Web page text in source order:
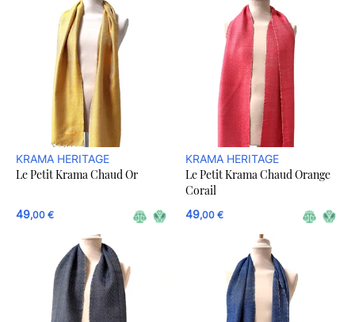
KRAMA HERITAGE
Le Petit Krama Chaud Or
49,00 €
KRAMA HERITAGE
Le Petit Krama Chaud Orange
Corail
49,00 €